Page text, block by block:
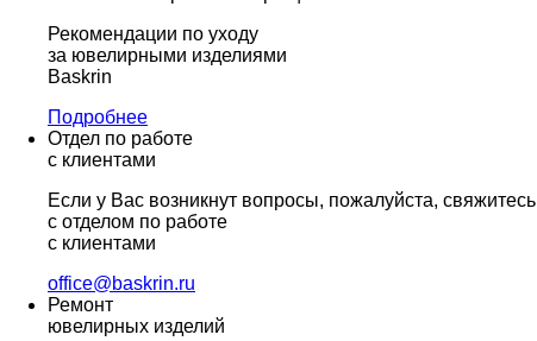
Рекомендации по уходу
за ювелирными изделиями
Baskrin
Подробнее
Отдел по работе
с клиентами
Если у Вас возникнут вопросы, пожалуйста, свяжитесь
с отделом по работе
с клиентами
office@baskrin.ru
Ремонт
ювелирных изделий